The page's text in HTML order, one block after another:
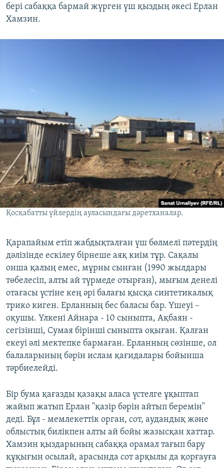
бері сабаққа бармай жүрген үш қыздың әкесі Ерлан
Хамзин.
Қосқабатты үйлердің ауласындағы дәретханалар.
Қарапайым етіп жабдықталған үш бөлмелі пәтердің
дәлізінде ескілеу бірнеше аяқ киім тұр. Сақалы
онша қалың емес, мұрны сынған (1990 жылдары
төбелесіп, алты ай түрмеде отырған), мығым денелі
отағасы үстіне кең әрі балағы қысқа синтетикалық
трико киген. Ерланның бес баласы бар. Үшеуі –
оқушы. Үлкені Айнара - 10 сыныпта, Ақбаян -
сегізінші, Сумая бірінші сыныпта оқыған. Қалған
екеуі әлі мектепке бармаған. Ерланның сөзінше, ол
балаларының бәрін ислам қағидалары бойынша
тәрбиелейді.
Бір бума қағазды қазақы аласа үстелге ұқыптап
жайып жатып Ерлан "қазір бәрін айтып беремін"
деді. Бұл - мемлекеттік орган, сот, аудандық және
облыстық билікпен алты ай бойы жазысқан хаттар.
Хамзин қыздарының сабаққа орамал тағып бару
құқығын осылай, арасында сот арқылы да қорғауға